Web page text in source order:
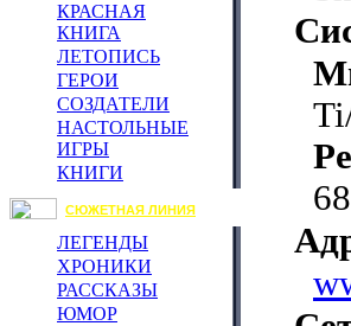
КРАСНАЯ
КНИГА
ЛЕТОПИСЬ
ГЕРОИ
СОЗДАТЕЛИ
НАСТОЛЬНЫЕ
ИГРЫ
КНИГИ
СЮЖЕТНАЯ ЛИНИЯ
ЛЕГЕНДЫ
ХРОНИКИ
РАССКАЗЫ
ЮМОР